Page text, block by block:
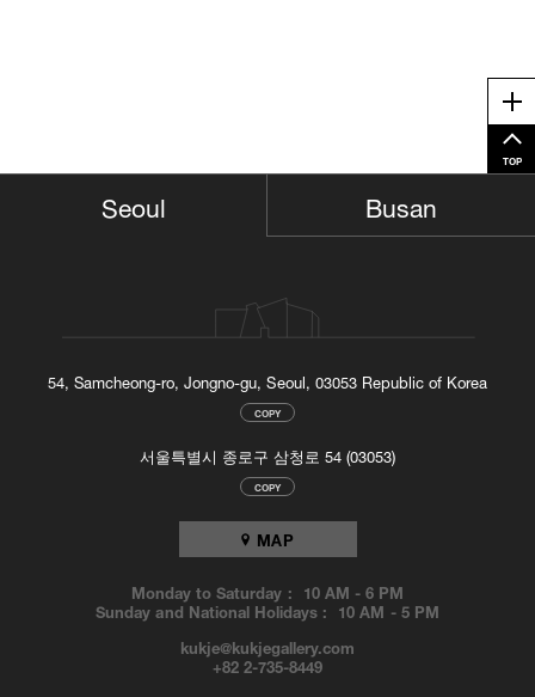
TOP
Seoul
54, Samcheong-ro, Jongno-gu, Seoul, 03053 Republic of Korea
COPY
서울특별시 종로구 삼청로 54 (03053)
COPY
MAP
Monday to Saturday : 10 AM -6 PM
Sunday and National Holidays : 10 AM -5 PM
kukje@kukjegallery.com
+82 2-735-8449
Busan